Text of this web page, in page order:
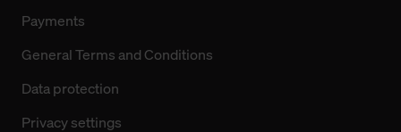
Payments
General Terms and Conditions
Data protection
Privacy settings